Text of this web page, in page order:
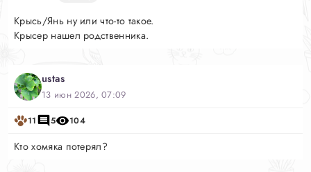
Крысь/Янь ну или что-то такое.
Крысер нашел родственника.
ustas
13 июн 2026, 07:09
11 5 104
Кто хомяка потерял?